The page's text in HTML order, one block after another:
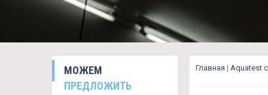
МОЖЕМ
ПРЕДЛОЖИТЬ
Главная | Aquatest